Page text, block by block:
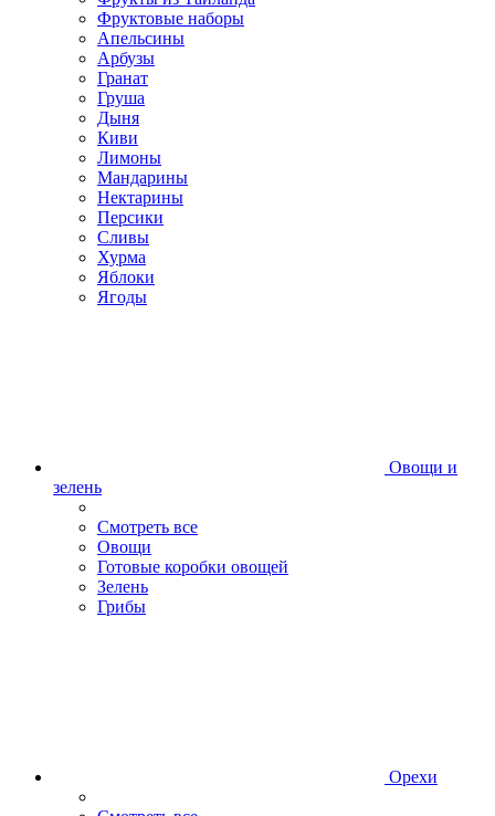
Фруктовые наборы
Апельсины
Арбузы
Гранат
Груша
Дыня
Киви
Лимоны
Мандарины
Нектарины
Персики
Сливы
Хурма
Яблоки
Ягоды
Овощи и
зелень
Смотреть все
Овощи
Готовые коробки овощей
Зелень
Грибы
Орехи